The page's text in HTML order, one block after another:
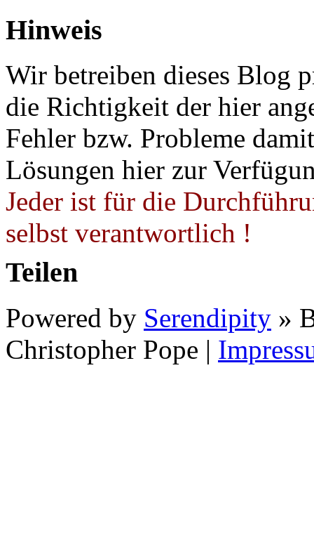
Hinweis
Wir betreiben dieses Blog
die Richtigkeit der hier
Fehler bzw. Probleme
Lösungen hier zur
Jeder ist für die
selbst verantwortlich !
Teilen
Powered by Serendipity »
Christopher Pope |